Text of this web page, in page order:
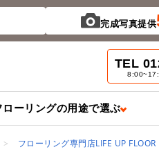
完成写真提供
TEL
ローリングの用途で選ぶ
フローリング専門店LIFE UP